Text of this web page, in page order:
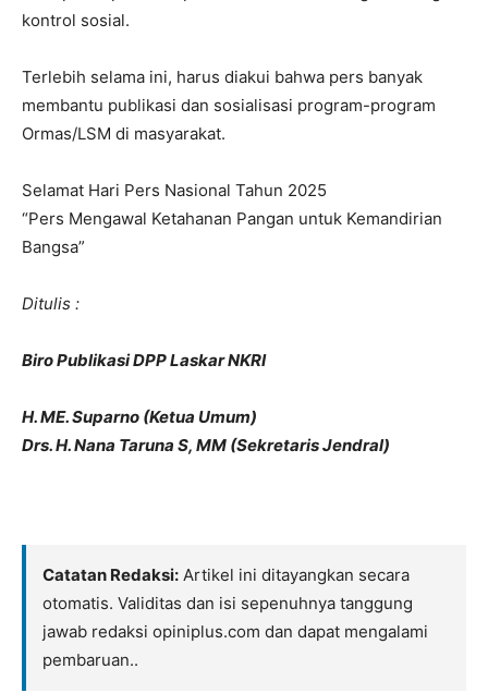
kontrol sosial.
Terlebih selama ini, harus diakui bahwa pers banyak
membantu publikasi dan sosialisasi program-program
Ormas/LSM di masyarakat.
Selamat Hari Pers Nasional Tahun 2025
“Pers Mengawal Ketahanan Pangan untuk Kemandirian
Bangsa”
Ditulis :
Biro Publikasi DPP Laskar NKRI
H. ME. Suparno (Ketua Umum)
Drs. H. Nana Taruna S, MM (Sekretaris Jendral)
Catatan Redaksi: Artikel ini ditayangkan secara
otomatis. Validitas dan isi sepenuhnya tanggung
jawab redaksi opiniplus.com dan dapat mengalami
pembaruan..